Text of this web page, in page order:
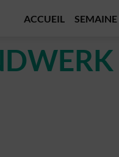
ACCUEIL